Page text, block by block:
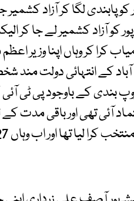
پابندی لگا کر آزاد
کو آزاد کشمیر لے جا کر
کرا کر وہاں اپنا وزیر
آباد کے انتہائی دولت مند
بندی کے باوجود پی ٹی
آئی تھی اور باقی مدت